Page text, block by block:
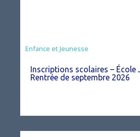
Enfance et Jeunesse
Inscriptions scolaires – École
Rentrée de septembre 2026